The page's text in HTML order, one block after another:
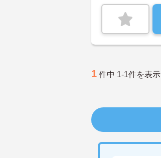
1 件中 1-1件を表示